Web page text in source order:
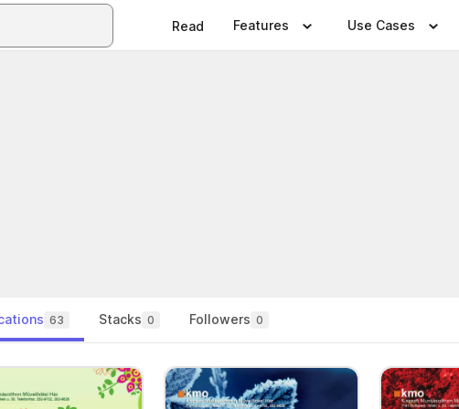
Read Features Use Cases
63 Stacks 0 Followers 0